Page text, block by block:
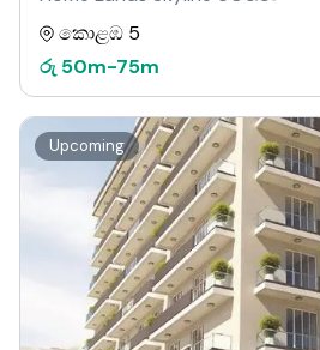
කොළඹ 5
රු 50m-75m
Upcoming